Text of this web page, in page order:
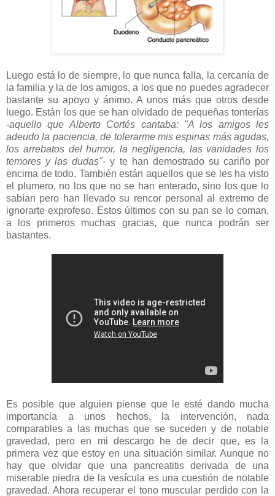
Luego está lo de siempre, lo que nunca falla, la cercanía de
la familia y la de los amigos, a los que no puedes agradecer
bastante su apoyo y ánimo. A unos más que otros desde
luego. Están los que se han olvidado de pequeñas tonterías
-aquello que Alberto Cortés cantaba: "A los amigos les
adeudo la paciencia, de tolerarme mis espinas más agudas,
los arrebatos del humor, la negligencia, las vanidades los
temores y las dudas"- y te han demostrado su cariño por
encima de todo. También están aquellos que se les ha visto
el plumero, no los que no se han enterado, sino los que lo
sabían pero han llevado su rencor personal al extremo de
ignorarte exprofeso. Estos últimos con su pan se lo coman,
a los primeros muchas gracias, que nunca podrán ser
bastantes.
Es posible que alguien piense que le esté dando mucha
importancia a unos hechos, la intervención, nada
comparables a las muchas que se suceden y de notable
gravedad, pero en mi descargo he de decir que, es la
primera vez que estoy en una situación similar. Aunque no
hay que olvidar que una pancreatitis derivada de una
miserable piedra de la vesícula es una cuestión de notable
gravedad. Ahora recuperar el tono muscular perdido con la